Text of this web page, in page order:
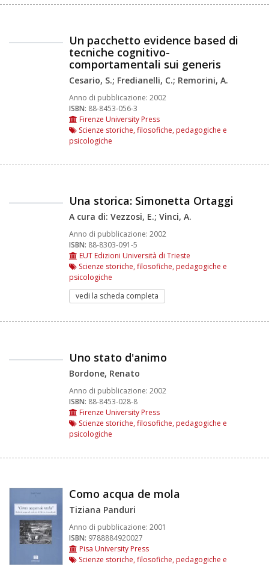
Un pacchetto evidence based di
tecniche cognitivo-
comportamentali sui generis
Cesario, S.; Fredianelli, C.; Remorini, A.
Anno di pubblicazione: 2002
ISBN: 88-8453-056-3
Firenze University Press
Scienze storiche, filosofiche, pedagogiche e
psicologiche
Una storica: Simonetta Ortaggi
A cura di: Vezzosi, E.; Vinci, A.
Anno di pubblicazione: 2002
ISBN: 88-8303-091-5
EUT Edizioni Università di Trieste
Scienze storiche, filosofiche, pedagogiche e
psicologiche
vedi la scheda completa
Uno stato d'animo
Bordone, Renato
Anno di pubblicazione: 2002
ISBN: 88-8453-028-8
Firenze University Press
Scienze storiche, filosofiche, pedagogiche e
psicologiche
Como acqua de mola
Tiziana Panduri
Anno di pubblicazione: 2001
ISBN: 9788884920027
Pisa University Press
Scienze storiche, filosofiche, pedagogiche e